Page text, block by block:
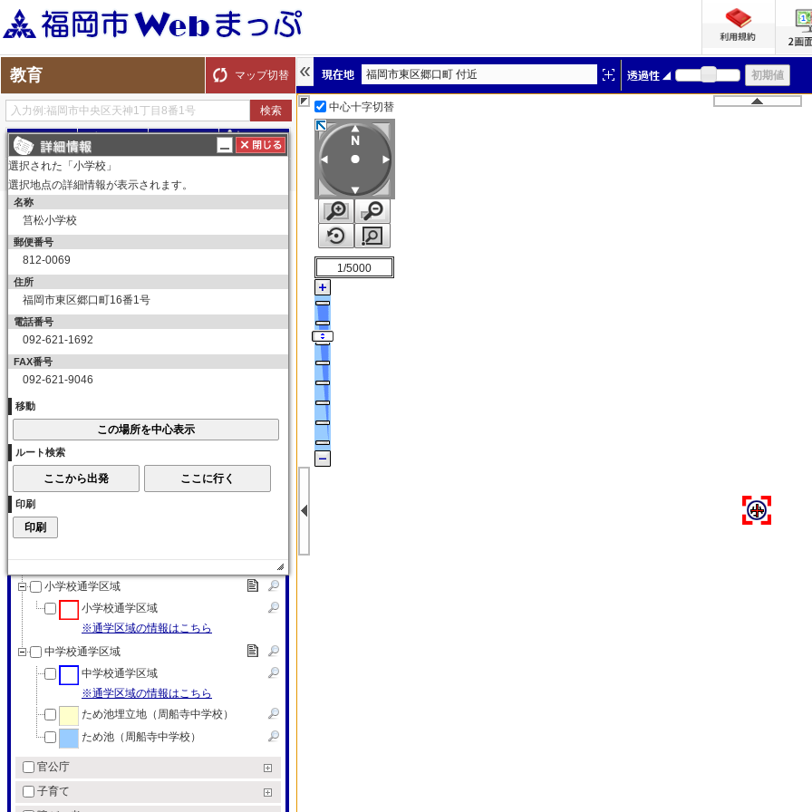
教育 マップ切替
探す ルート
教育
小学校
小学校
中学校
高等学校
大学
各種学校
各種学校
特別支援学校
教育（その他）
教育（その他）
小学校通学区域
小学校通学区域
※通学区域の情報はこちら
中学校通学区域
中学校通学区域
※通学区域の情報はこちら
ため池埋立地（周船寺中学校）
ため池（周船寺中学校）
官公庁
子育て
福岡市東区郷口町 付近
中心十字切替
1/5000
選択された「小学校」
選択地点の詳細情報が表示されます。
名称
筥松小学校
郵便番号
812-0069
住所
福岡市東区郷口町16番1号
電話番号
092-621-1692
FAX番号
092-621-9046
移動
ルート検索
印刷